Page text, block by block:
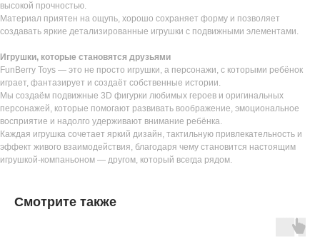
высокой прочностью.
Материал приятен на ощупь, хорошо сохраняет форму и позволяет
создавать яркие детализированные игрушки с подвижными элементами.
Игрушки, которые становятся друзьями
FunBerry Toys — это не просто игрушки, а персонажи, с которыми ребёнок
играет, фантазирует и создаёт собственные истории.
Мы создаём подвижные 3D фигурки любимых героев и оригинальных
персонажей, которые помогают развивать воображение, эмоциональное
восприятие и надолго удерживают внимание ребёнка.
Каждая игрушка сочетает яркий дизайн, тактильную привлекательность и
эффект живого взаимодействия, благодаря чему становится настоящим
игрушкой-компаньоном — другом, который всегда рядом.
Смотрите также